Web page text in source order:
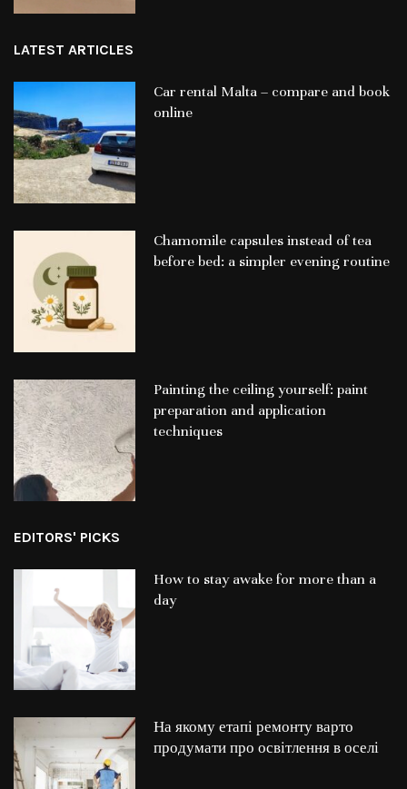
LATEST ARTICLES
Car rental Malta – compare and book
online
Chamomile capsules instead of tea
before bed: a simpler evening routine
Painting the ceiling yourself: paint
preparation and application
techniques
EDITORS' PICKS
How to stay awake for more than a
day
На якому етапі ремонту варто
продумати про освітлення в оселі